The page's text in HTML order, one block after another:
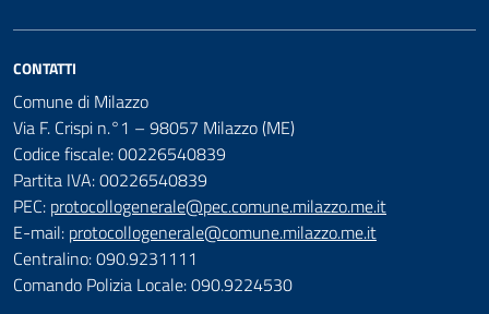
CONTATTI
Comune di Milazzo
Via F. Crispi n.°1 – 98057 Milazzo (ME)
Codice fiscale: 00226540839
Partita IVA: 00226540839
PEC: protocollogenerale@pec.comune.milazzo.me.it
E-mail: protocollogenerale@comune.milazzo.me.it
Centralino: 090.9231111
Comando Polizia Locale: 090.9224530